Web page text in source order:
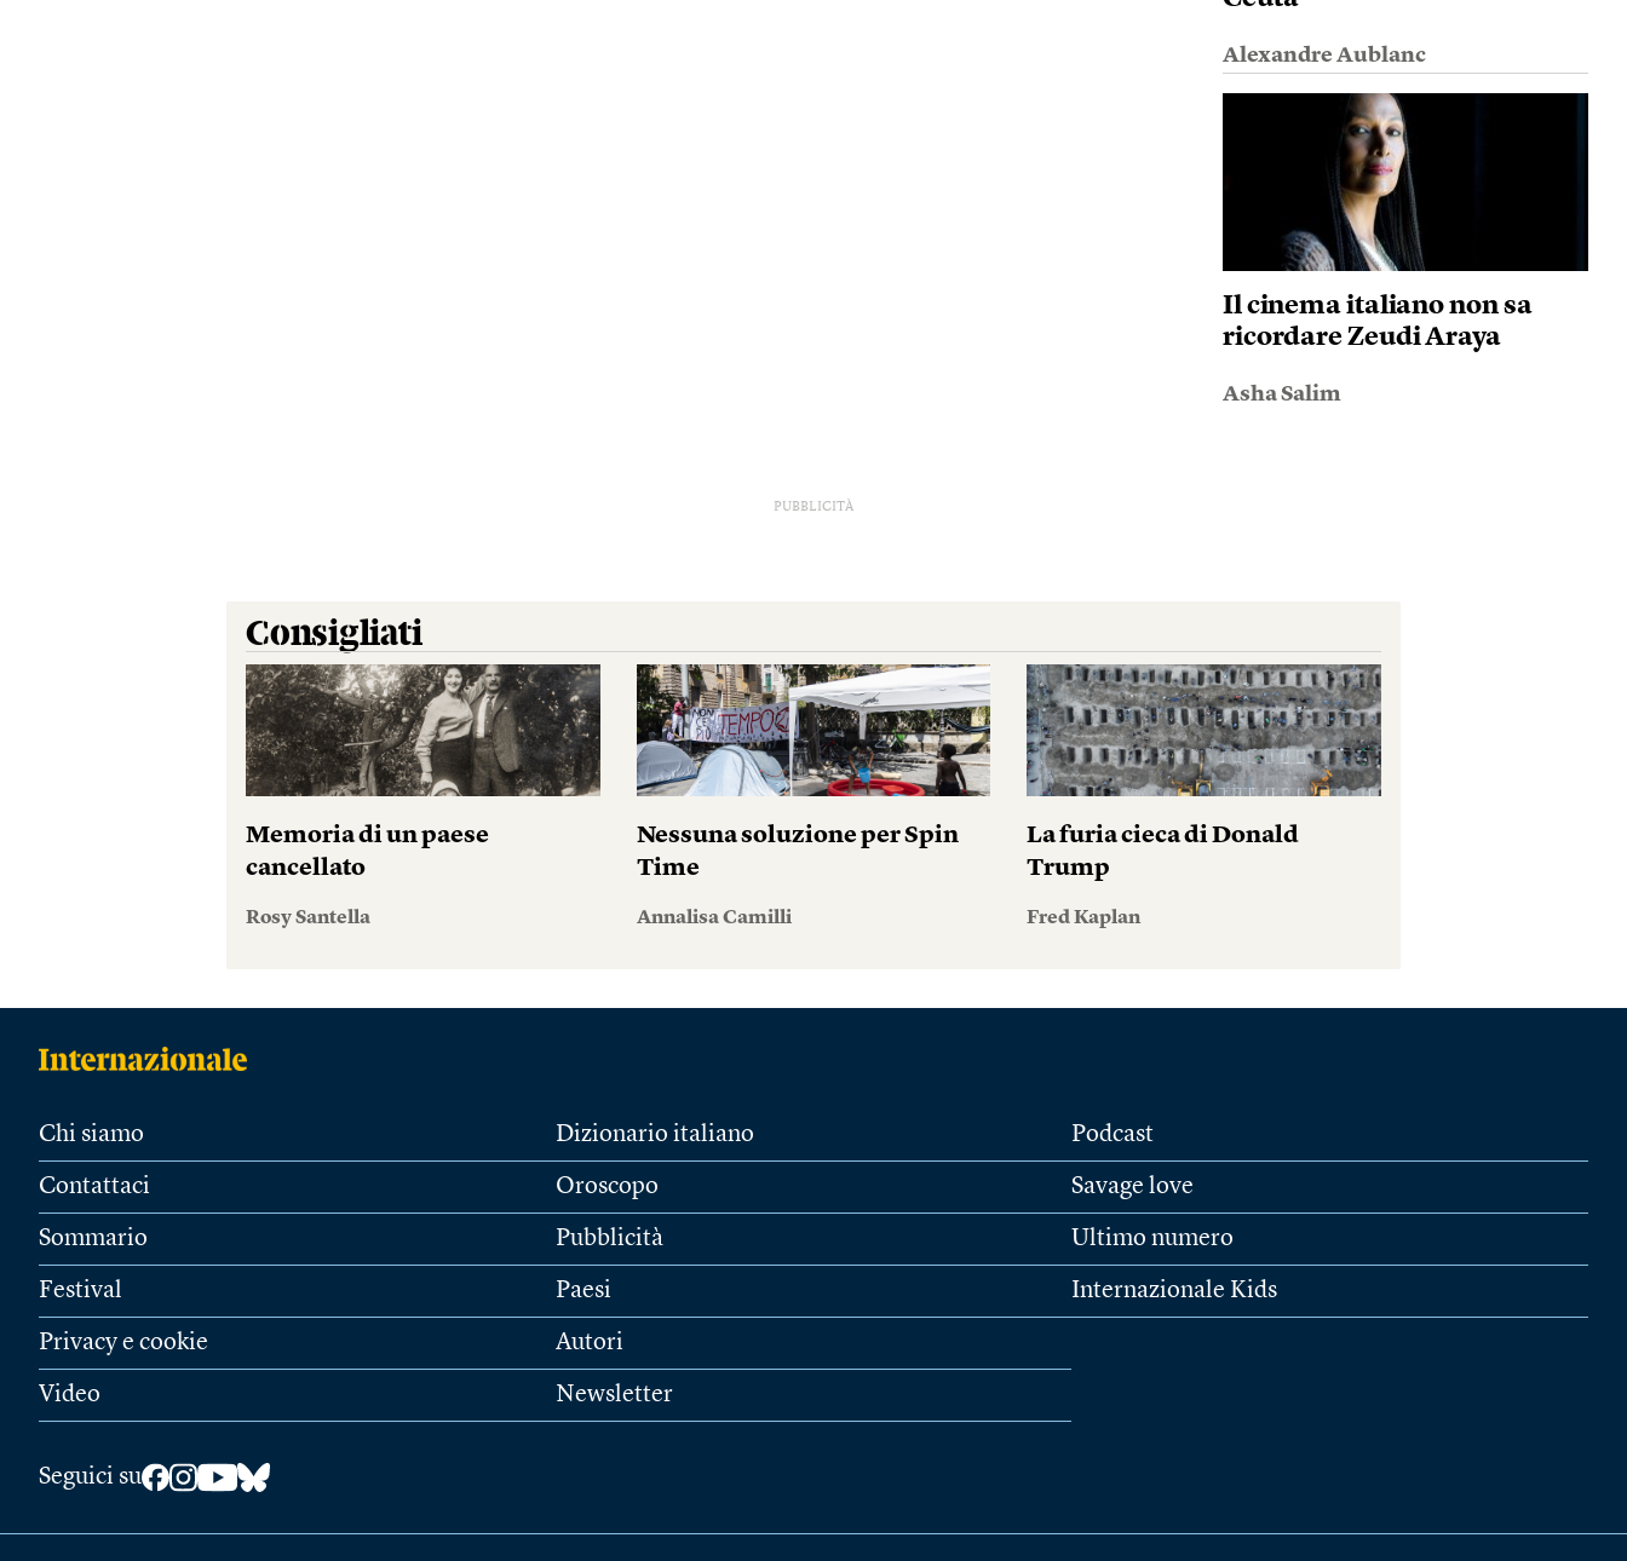
Alexandre Aublanc
Il cinema italiano non sa
ricordare Zeudi Araya
Asha Salim
PUBBLICITÀ
Consigliati
Memoria di un paese
cancellato
Rosy Santella
Nessuna soluzione per Spin
Time
Annalisa Camilli
La furia cieca di Donald
Trump
Fred Kaplan
Chi siamo
Contattaci
Sommario
Festival
Privacy e cookie
Video
Dizionario italiano
Oroscopo
Pubblicità
Paesi
Autori
Newsletter
Podcast
Savage love
Ultimo numero
Internazionale Kids
Seguici su